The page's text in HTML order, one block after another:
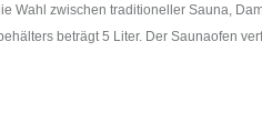
Wahl zwischen traditioneller Sauna,
beträgt 5 Liter. Der Saunaofen